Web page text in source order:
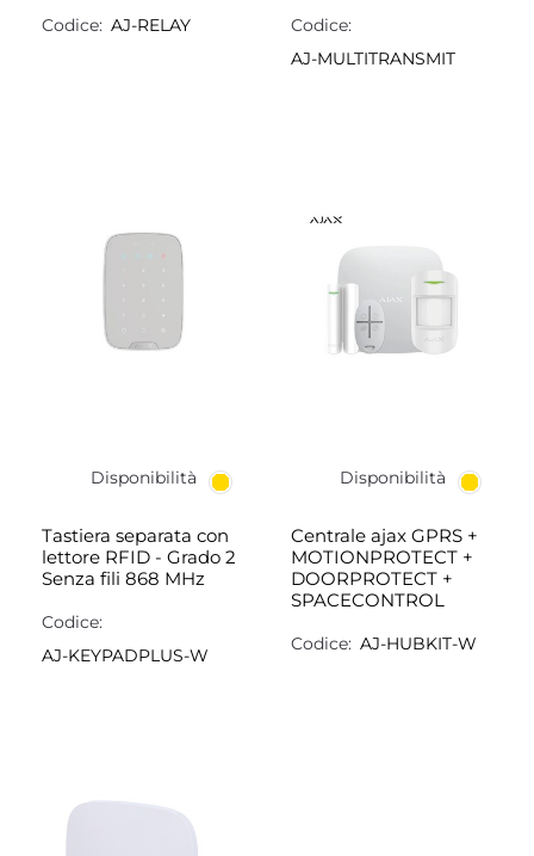
Codice: AJ-RELAY
Codice:
AJ-MULTITRANSMIT
Disponibilità
Tastiera separata con
lettore RFID - Grado 2
Senza fili 868 MHz
Codice:
AJ-KEYPADPLUS-W
Disponibilità
Centrale ajax GPRS +
MOTIONPROTECT +
DOORPROTECT +
SPACECONTROL
Codice: AJ-HUBKIT-W